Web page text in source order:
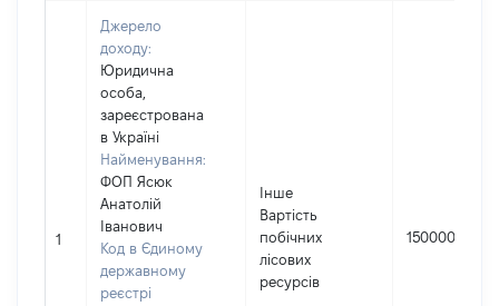
1
Джерело
доходу:
Юридична
особа,
зареєстрована
в Україні
Найменування:
ФОП Ясюк
Анатолій
Іванович
Код в Єдиному
державному
реєстрі
Інше
Вартість
побічних
лісових
ресурсів
150000